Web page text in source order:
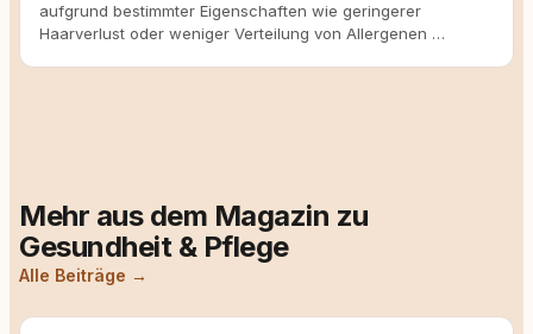
aufgrund bestimmter Eigenschaften wie geringerer
Haarverlust oder weniger Verteilung von Allergenen …
Mehr aus dem Magazin zu
Gesundheit & Pflege
Alle Beiträge →